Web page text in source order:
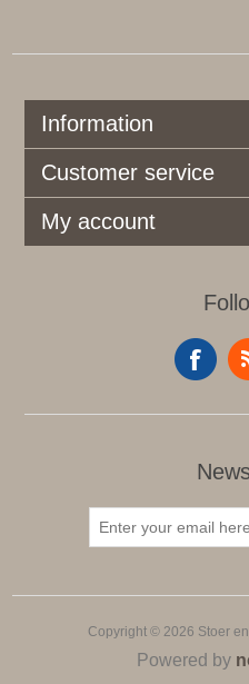
Information
Customer service
My account
Copyright © 2026 Stoer
Powered by